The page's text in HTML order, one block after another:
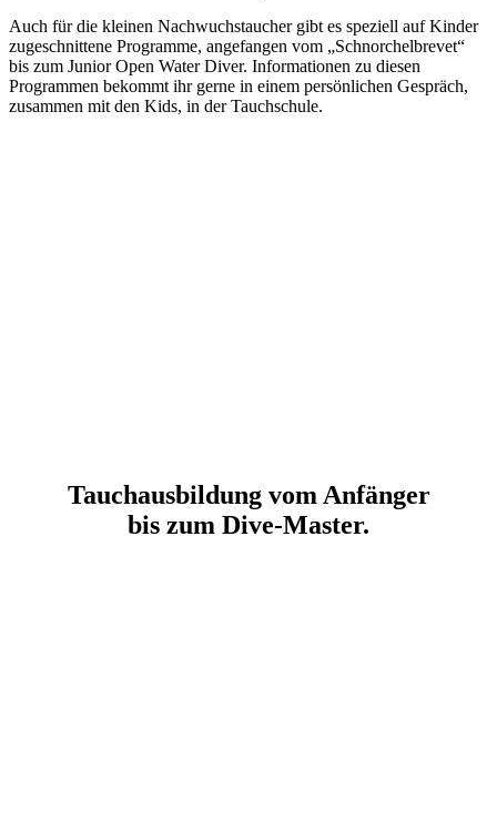
Auch für die kleinen Nachwuchstaucher gibt es speziell auf Kinder
zugeschnittene Programme, angefangen vom „Schnorchelbrevet“
bis zum Junior Open Water Diver. Informationen zu diesen
Programmen bekommt ihr gerne in einem persönlichen Gespräch,
zusammen mit den Kids, in der Tauchschule.
Tauchausbildung vom Anfänger
bis zum Dive-Master.